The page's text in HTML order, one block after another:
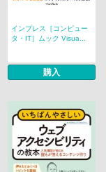
インプレス［コンピュー
タ・IT］ムック Visua...
購入